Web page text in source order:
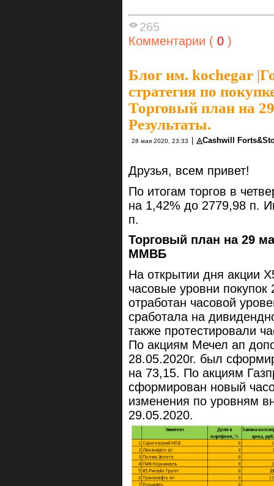
265
Комментарии ( 0 )
Блог им. kochegar |
стратегия по
Торговый план на
Результаты.
28 мая 2020, 23:33 | ◬Cashwill
Друзья, всем привет!
По итогам торгов в
на 1,42% до 2779,98 п.
п.
Торговый план на 29
ММВБ
На открытии дня акции
часовые уровни
отработан часовой
сработала на
также протестировали
По акциям Мечел ап
28.05.2020г. был
на 73,15. По акциям
сформирован новый
изменения по уровням
29.05.2020.